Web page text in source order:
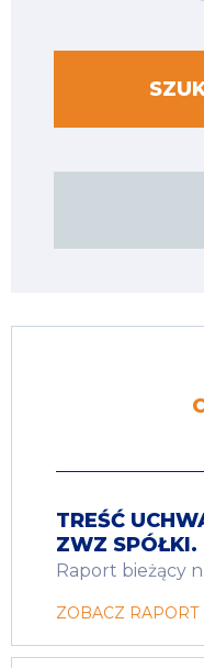
TREŚĆ
ZWZ SPÓŁKI.
Raport bieżący
ZOBACZ RAPORT